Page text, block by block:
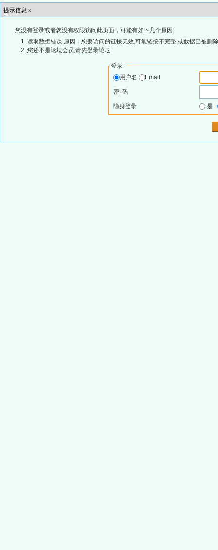
提示信息 »
您没有登录或者您没有权限访问此页面，可能有如下几个原因:
读取数据错误,原因：您要访问的链接无效,可能链接不完整,或数据已被删
您还不是论坛会员,请先登录论坛
登录
用户名
Email
密 码
隐身登录 是